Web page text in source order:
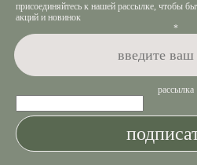
присоединяйтесь к нашей рассылке, чтобы
акций и новинок
*
рассылка